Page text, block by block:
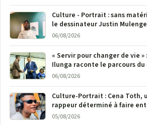
Culture - Portrait : sans
le dessinateur Justin
poser son crayon
06/08/2026
« Servir pour changer de vie »
Ilunga raconte le parcours
national Jethro Muyombi
06/08/2026
Culture-Portrait : Cena Toth,
rappeur déterminé à faire
Bunia
05/08/2026